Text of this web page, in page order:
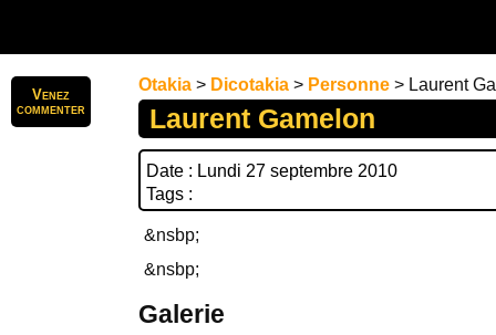
Venez
commenter
Otakia > Dicotakia > Personne > Laurent
Laurent Gamelon
Date : Lundi 27 septembre 2010
Tags :
&nsbp;
&nsbp;
Galerie